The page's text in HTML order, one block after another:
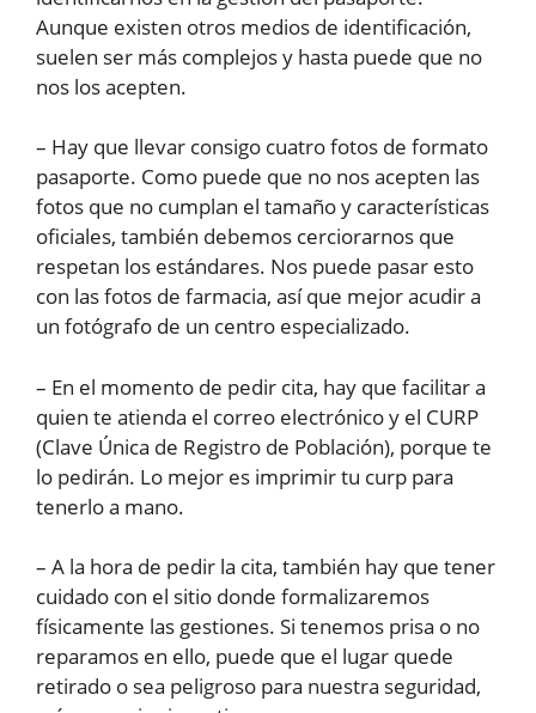
Aunque existen otros medios de identificación,
suelen ser más complejos y hasta puede que no
nos los acepten.
– Hay que llevar consigo cuatro fotos de formato
pasaporte. Como puede que no nos acepten las
fotos que no cumplan el tamaño y características
oficiales, también debemos cerciorarnos que
respetan los estándares. Nos puede pasar esto
con las fotos de farmacia, así que mejor acudir a
un fotógrafo de un centro especializado.
– En el momento de pedir cita, hay que facilitar a
quien te atienda el correo electrónico y el CURP
(Clave Única de Registro de Población), porque te
lo pedirán. Lo mejor es imprimir tu curp para
tenerlo a mano.
– A la hora de pedir la cita, también hay que tener
cuidado con el sitio donde formalizaremos
físicamente las gestiones. Si tenemos prisa o no
reparamos en ello, puede que el lugar quede
retirado o sea peligroso para nuestra seguridad,